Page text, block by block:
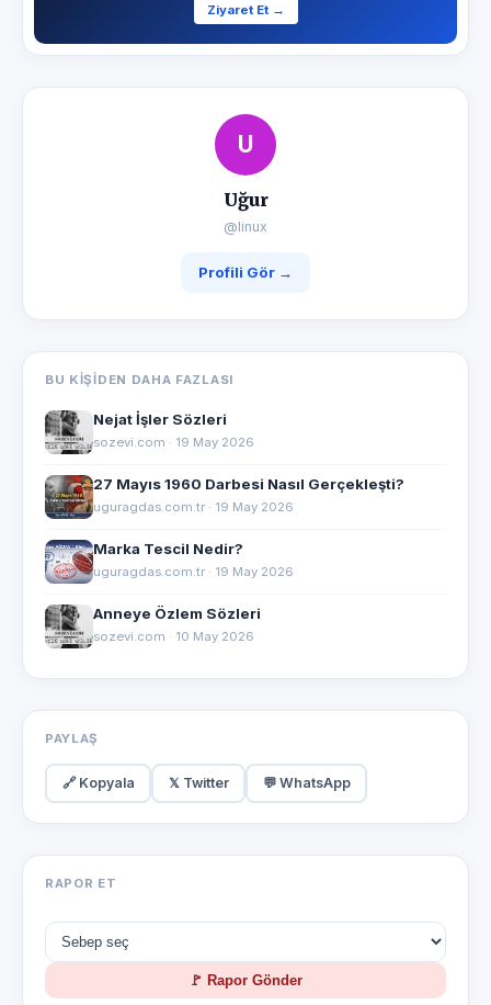
Ziyaret Et →
U
Uğur
@linux
Profili Gör →
BU KIŞIDEN DAHA FAZLASI
Nejat İşler Sözleri
sozevi.com · 19 May 2026
27 Mayıs 1960 Darbesi Nasıl Gerçekleşti?
uguragdas.com.tr · 19 May 2026
Marka Tescil Nedir?
uguragdas.com.tr · 19 May 2026
Anneye Özlem Sözleri
sozevi.com · 10 May 2026
PAYLAŞ
🔗 Kopyala 𝕏 Twitter 💬 WhatsApp
RAPOR ET
🚩 Rapor Gönder